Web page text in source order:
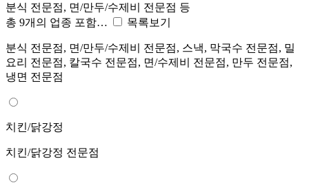
분식 전문점, 면/만두/수제비 전문점 등
총 9개의 업종 포함…
목록보기
분식 전문점, 면/만두/수제비 전문점, 스낵, 막국수 전문점, 밀
요리 전문점, 칼국수 전문점, 면/수제비 전문점, 만두 전문점,
냉면 전문점
치킨/닭강정
치킨/닭강정 전문점